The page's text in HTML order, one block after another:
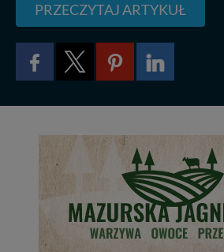
PRZECZYTAJ ARTYKUŁ
tych plików - w pewnych
Dziękujemy, i życzmy miłego
nowo...